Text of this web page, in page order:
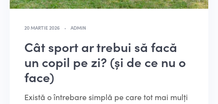
20 MARTIE 2026 ADMIN
Cât sport ar trebui să facă
un copil pe zi? (și de ce nu o
face)
Există o întrebare simplă pe care tot mai mulți